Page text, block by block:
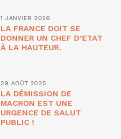
1 JANVIER 2026
LA FRANCE DOIT SE
DONNER UN CHEF D’ETAT
À LA HAUTEUR.
29 AOÛT 2025
LA DÉMISSION DE
MACRON EST UNE
URGENCE DE SALUT
PUBLIC !